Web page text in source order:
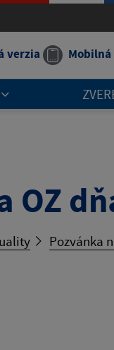
verzia
OZ
Pozvánka